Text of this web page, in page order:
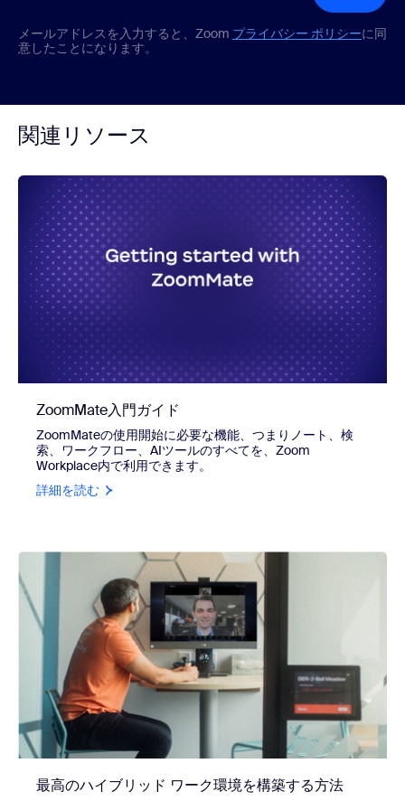
メールアドレスを入力すると、Zoom プライバシー ポリシーに同
意したことになります。
関連リソース
ZoomMate入門ガイド
ZoomMateの使用開始に必要な機能、つまりノート、検
索、ワークフロー、AIツールのすべてを、Zoom
Workplace内で利用できます。
詳細を読む
最高のハイブリッド ワーク環境を構築する方法